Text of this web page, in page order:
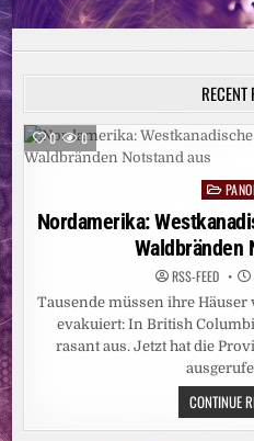
RECENT
0 0
Posted
Nordamerika:
Waldbränden
RSS-FEED
Tausende müssen ihre Häuser
evakuiert: In British
rasant aus. Jetzt hat die
CONTINUE